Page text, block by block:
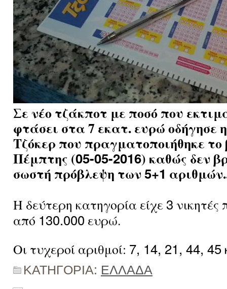
Σε νέο τζάκποτ με ποσό που
φτάσει στα 7 εκατ. ευρώ οδήγησε
Τζόκερ που πραγματοποιήθηκε το
Πέμπτης (05-05-2016) καθώς δεν
σωστή πρόβλεψη των5+1
Η δεύτερη κατηγορία είχε 3 νικητές
από 130.000 ευρώ.
Οι τυχεροί αριθμοί: 7, 14, 21, 44, 45
ΚΑΤΗΓΟΡΙΑ: ΕΛΛΑΔΑ